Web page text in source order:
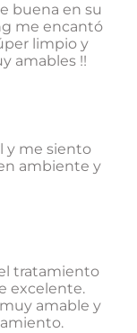
buena en su
me encantó
limpio y
amables !!
y me siento
ambiente y
tratamiento
excelente.
amable y